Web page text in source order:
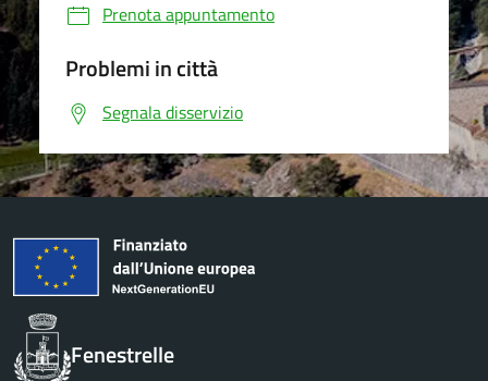
Prenota appuntamento
Problemi in città
Segnala disservizio
Fenestrelle